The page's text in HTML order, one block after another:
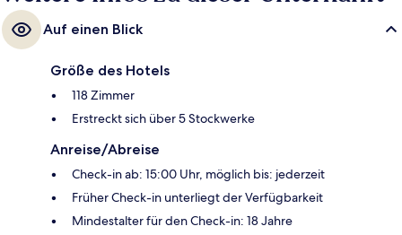
Auf einen Blick
Größe des Hotels
118 Zimmer
Erstreckt sich über 5 Stockwerke
Anreise/Abreise
Check-in ab: 15:00 Uhr, möglich bis: jederzeit
Früher Check-in unterliegt der Verfügbarkeit
Mindestalter für den Check-in: 18 Jahre